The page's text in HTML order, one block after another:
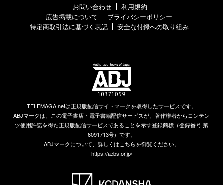
お問い合わせ
利用規約
広告掲載について
プライバシーポリシー
特定商取引法に基づく表記
安全な付録への取り組み
TELEMAGA.netは正規版配信サイトマークを取得したサービスです。
ABJマークは、この電子書店・電子書籍配信サービスが、著作権者からコンテン
ツ使用許諾を得た正規版配信サービスであることを示す登録商標（登録番号 第
6091713号）です。
ABJマークについて、詳しくはこちらを御覧ください。
https://aebs.or.jp/